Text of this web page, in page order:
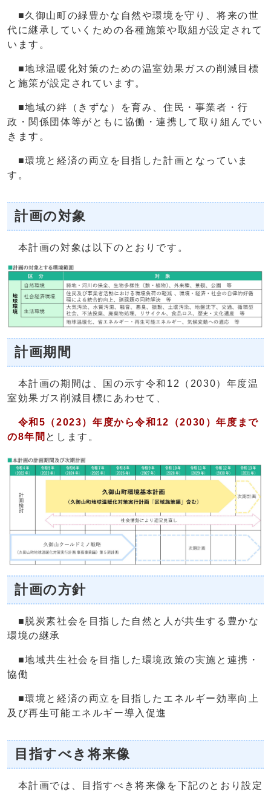
■久御山町の緑豊かな自然や環境を守り、将来の世
代に継承していくための各種施策や取組が設定されて
います。
■地球温暖化対策のための温室効果ガスの削減目標
と施策が設定されています。
■地域の絆（きずな）を育み、住民・事業者・行
政・関係団体等がともに協働・連携して取り組んでい
きます。
■環境と経済の両立を目指した計画となっていま
す。
計画の対象
本計画の対象は以下のとおりです。
計画期間
本計画の期間は、国の示す令和12（2030）年度温
室効果ガス削減目標にあわせて、
令和5（2023）年度から令和12（2030）年度まで
の8年間 とします。
計画の方針
■脱炭素社会を目指した自然と人が共生する豊かな
環境の継承
■地域共生社会を目指した環境政策の実施と連携・
協働
■環境と経済の両立を目指したエネルギー効率向上
及び再生可能エネルギー導入促進
目指すべき将来像
本計画では、目指すべき将来像を下記のとおり設定